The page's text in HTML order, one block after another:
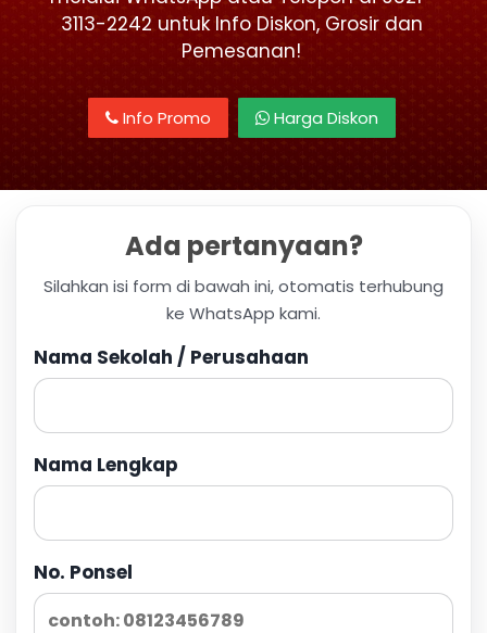
3113-2242 untuk Info Diskon, Grosir dan
Pemesanan!
Info Promo Harga Diskon
Ada pertanyaan?
Silahkan isi form di bawah ini, otomatis terhubung
ke WhatsApp kami.
Nama Sekolah / Perusahaan
Nama Lengkap
No. Ponsel